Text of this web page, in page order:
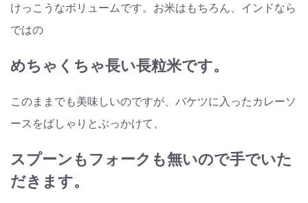
けっこうなボリュームです。お米はもちろん、インドなら
ではの
めちゃくちゃ長い長粒米です。
このままでも美味しいのですが、バケツに入ったカレーソ
ースをばしゃりとぶっかけて、
スプーンもフォークも無いので手でいた
だきます。